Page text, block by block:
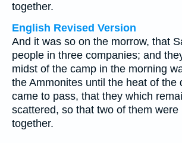
together.
English Revised Version
And it was so on the morrow, that
people in three companies; and
midst of the camp in the morning
the Ammonites until the heat of the
came to pass, that they which
scattered, so that two of them were
together.